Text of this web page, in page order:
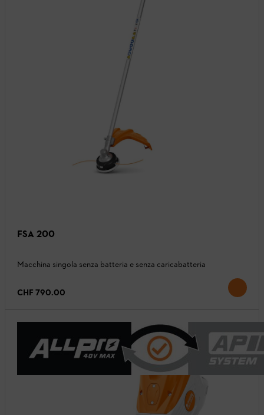
FSA 200
Macchina singola senza batteria e senza caricabatteria
CHF 790.00